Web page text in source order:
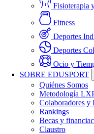
Fisioterapia
Fitness
Deportes
Deportes
Ocio y
SOBRE EDUSPORT
Quiénes Somos
Metodología
Colaboradores y
Rankings
Becas y
Claustro